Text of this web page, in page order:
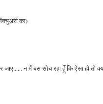
का)
..... न मैं बस सोच रहा हूँ कि ऐसा हो तो